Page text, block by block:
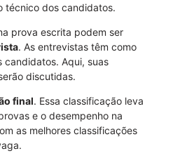
técnico dos candidatos.
prova escrita podem ser
. As entrevistas têm como
candidatos. Aqui, suas
discutidas.
final. Essa classificação leva
e o desempenho na
as melhores classificações